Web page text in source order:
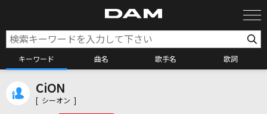
キーワード 曲名 歌手名 歌詞
CiON
[ シーオン ]